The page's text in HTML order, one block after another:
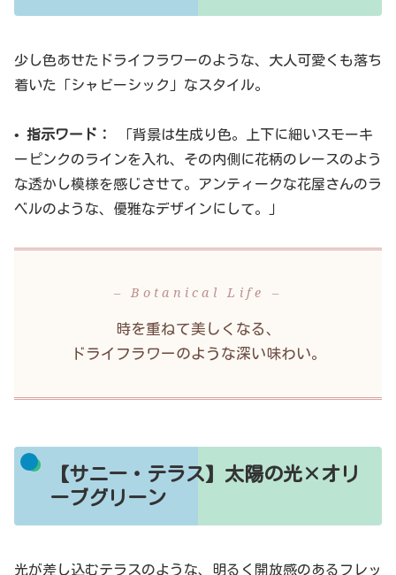
少し色あせたドライフラワーのような、大人可愛くも落ち
着いた「シャビーシック」なスタイル。
• 指示ワード：
「背景は生成り色。上下に細いスモーキ
ーピンクのラインを入れ、その内側に花柄のレースのよう
な透かし模様を感じさせて。アンティークな花屋さんのラ
ベルのような、優雅なデザインにして。」
– Botanical Life –
時を重ねて美しくなる、
ドライフラワーのような深い味わい。
【サニー・テラス】太陽の光×オリ
ーブグリーン
光が差し込むテラスのような、明るく開放感のあるフレッ